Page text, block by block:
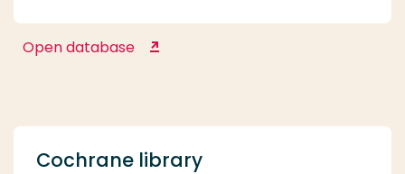
Open database CINAHL Complete
Cochrane library